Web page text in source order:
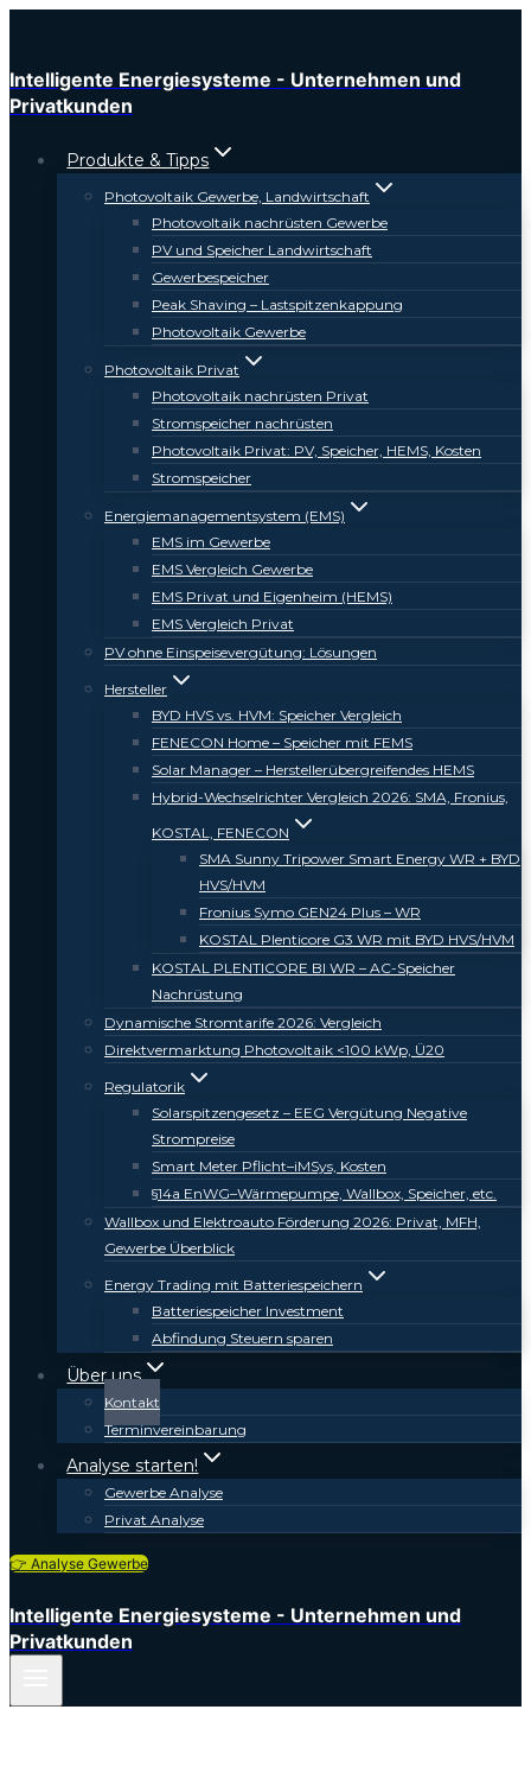
springen
Intelligente Energiesysteme - Unternehmen und
Privatkunden
Produkte & Tipps
Photovoltaik Gewerbe, Landwirtschaft
Photovoltaik nachrüsten Gewerbe
PV und Speicher Landwirtschaft
Gewerbespeicher
Peak Shaving – Lastspitzenkappung
Photovoltaik Gewerbe
Photovoltaik Privat
Photovoltaik nachrüsten Privat
Stromspeicher nachrüsten
Photovoltaik Privat: PV, Speicher, HEMS, Kosten
Stromspeicher
Energiemanagementsystem (EMS)
EMS im Gewerbe
EMS Vergleich Gewerbe
EMS Privat und Eigenheim (HEMS)
EMS Vergleich Privat
PV ohne Einspeisevergütung: Lösungen
Hersteller
BYD HVS vs. HVM: Speicher Vergleich
FENECON Home – Speicher mit FEMS
Solar Manager – Herstellerübergreifendes HEMS
Hybrid-Wechselrichter Vergleich 2026: SMA, Fronius,
KOSTAL, FENECON
SMA Sunny Tripower Smart Energy WR + BYD
HVS/HVM
Fronius Symo GEN24 Plus – WR
KOSTAL Plenticore G3 WR mit BYD HVS/HVM
KOSTAL PLENTICORE BI WR – AC-Speicher
Nachrüstung
Dynamische Stromtarife 2026: Vergleich
Direktvermarktung Photovoltaik <100 kWp, Ü20
Regulatorik
Solarspitzengesetz – EEG Vergütung Negative
Strompreise
Smart Meter Pflicht–iMSys, Kosten
§14a EnWG–Wärmepumpe, Wallbox, Speicher, etc.
Wallbox und Elektroauto Förderung 2026: Privat, MFH,
Gewerbe Überblick
Energy Trading mit Batteriespeichern
Batteriespeicher Investment
Abfindung Steuern sparen
Über uns
Kontakt
Terminvereinbarung
Analyse starten!
Gewerbe Analyse
Privat Analyse
👉 Analyse Gewerbe
Intelligente Energiesysteme - Unternehmen und
Privatkunden